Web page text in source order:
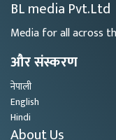
BL media Pvt.Ltd
Media for all across
और संस्करण
नेपाली
English
Hindi
About Us